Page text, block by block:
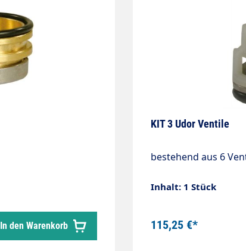
In den Warenkorb
KIT 3 Udor Ventile
bestehend aus 6
Inhalt: 1 Stück
115,25 €*